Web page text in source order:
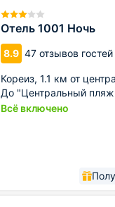
Отель 1001 Ночь
8.9 47 отзывов гостей
Кореиз, 1.1 км от центра
До "Центральный
Всё включено